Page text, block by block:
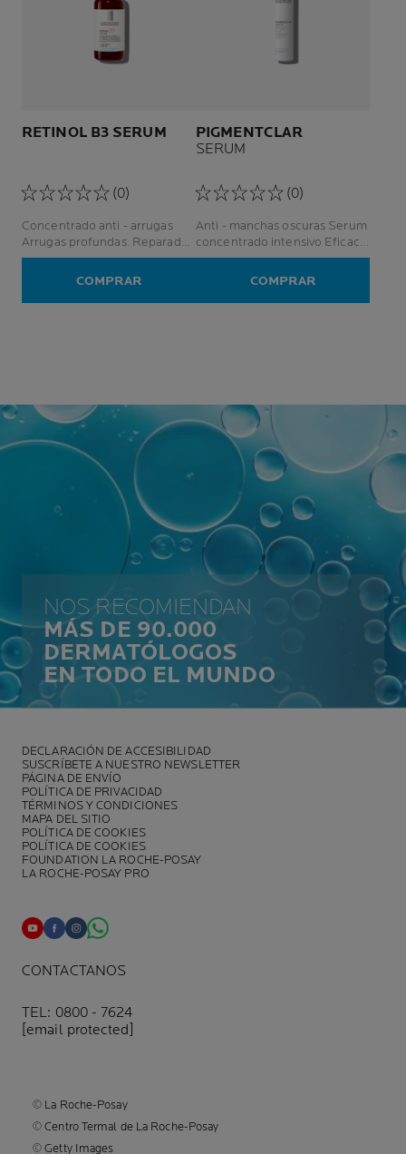
RETINOL B3 SERUM
(0)
Concentrado anti - arrugas
Arrugas profundas. Reparador.
Regenerante.
COMPRAR
PIGMENTCLAR
SERUM
(0)
Anti - manchas oscuras Serum
concentrado intensivo Eficacia
duradera Piel sensible
COMPRAR
NOS RECOMIENDAN
MÁS DE 90.000
DERMATÓLOGOS
EN TODO EL MUNDO
DECLARACIÓN DE ACCESIBILIDAD
SUSCRÍBETE A NUESTRO NEWSLETTER
PÁGINA DE ENVÍO
POLÍTICA DE PRIVACIDAD
TÉRMINOS Y CONDICIONES
MAPA DEL SITIO
POLÍTICA DE COOKIES
POLÍTICA DE COOKIES
FOUNDATION LA ROCHE-POSAY
LA ROCHE-POSAY PRO
CONTACTANOS
TEL: 0800 - 7624
[email protected]
© La Roche-Posay
© Centro Termal de La Roche-Posay
© Getty Images